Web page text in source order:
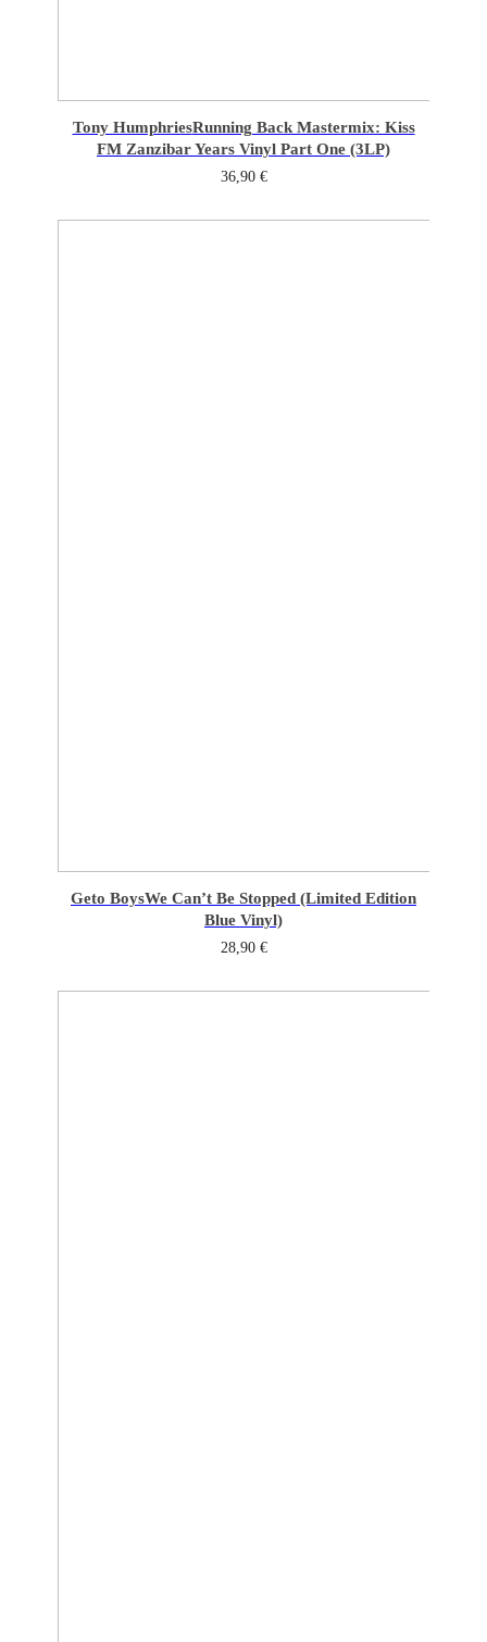
Tony HumphriesRunning Back Mastermix: Kiss
FM Zanzibar Years Vinyl Part One (3LP)
36,90 €
Geto BoysWe Can’t Be Stopped (Limited Edition
Blue Vinyl)
28,90 €